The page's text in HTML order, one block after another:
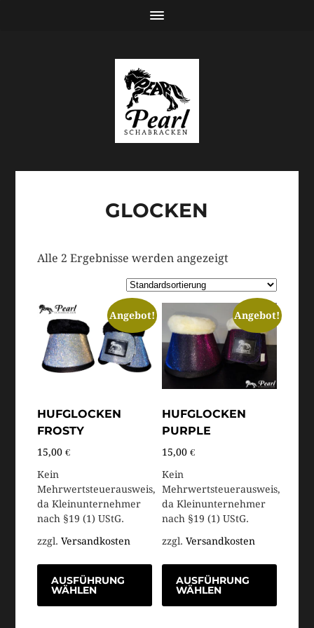
GLOCKEN
Alle 2 Ergebnisse werden angezeigt
Angebot!
HUFGLOCKEN
FROSTY
15,00 €
Kein
Mehrwertsteuerausweis,
da Kleinunternehmer
nach §19 (1) UStG.
zzgl. Versandkosten
AUSFÜHRUNG
WÄHLEN
Angebot!
HUFGLOCKEN
PURPLE
15,00 €
Kein
Mehrwertsteuerausweis,
da Kleinunternehmer
nach §19 (1) UStG.
zzgl. Versandkosten
AUSFÜHRUNG
WÄHLEN